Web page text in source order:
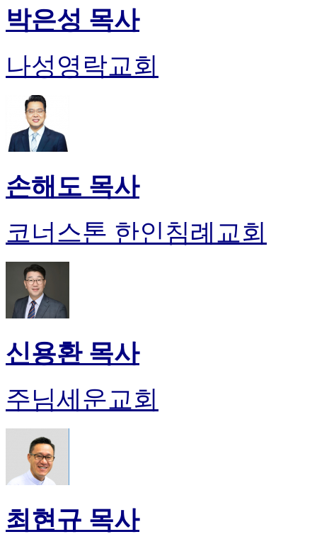
박은성 목사
나성영락교회
손해도 목사
코너스톤 한인침례교회
신용환 목사
주님세운교회
최현규 목사